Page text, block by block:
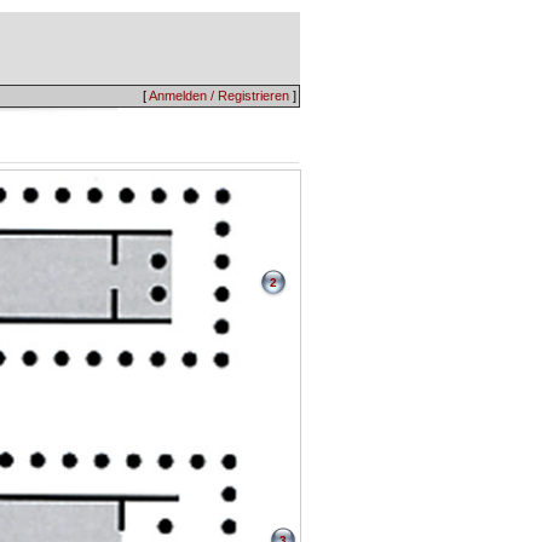
[Anmelden / Registrieren ]
2